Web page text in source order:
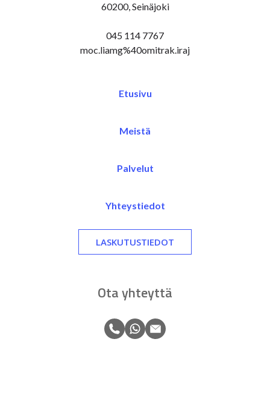
60200, Seinäjoki
045 114 7767
moc.liamg%40omitrak.iraj
Etusivu
Meistä
Palvelut
Yhteystiedot
LASKUTUSTIEDOT
Ota yhteyttä